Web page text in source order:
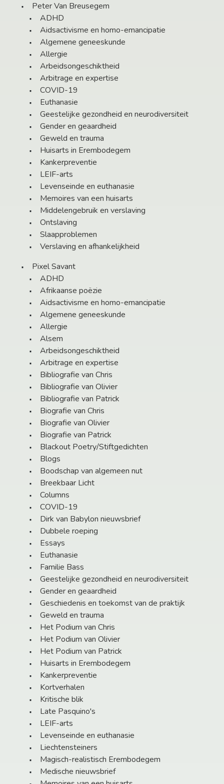
Peter Van Breusegem
ADHD
Aidsactivisme en homo-emancipatie
Algemene geneeskunde
Allergie
Arbeidsongeschiktheid
Arbitrage en expertise
COVID-19
Euthanasie
Geestelijke gezondheid en neurodiversiteit
Gender en geaardheid
Geweld en trauma
Huisarts in Erembodegem
Kankerpreventie
LEIF-arts
Levenseinde en euthanasie
Memoires van een huisarts
Middelengebruik en verslaving
Ontslaving
Slaapproblemen
Verslaving en afhankelijkheid
Pixel Savant
ADHD
Afrikaanse poëzie
Aidsactivisme en homo-emancipatie
Algemene geneeskunde
Allergie
Alsem
Arbeidsongeschiktheid
Arbitrage en expertise
Bibliografie van Chris
Bibliografie van Olivier
Bibliografie van Patrick
Biografie van Chris
Biografie van Olivier
Biografie van Patrick
Blackout Poetry/Stiftgedichten
Blogs
Boodschap van algemeen nut
Breekbaar Licht
Columns
COVID-19
Dirk van Babylon nieuwsbrief
Dubbele roeping
Essays
Euthanasie
Familie Bass
Geestelijke gezondheid en neurodiversiteit
Gender en geaardheid
Geschiedenis en toekomst van de praktijk
Geweld en trauma
Het Podium van Chris
Het Podium van Olivier
Het Podium van Patrick
Huisarts in Erembodegem
Kankerpreventie
Kortverhalen
Kritische blik
Late Pasquino's
LEIF-arts
Levenseinde en euthanasie
Liechtensteiners
Magisch-realistisch Erembodegem
Medische nieuwsbrief